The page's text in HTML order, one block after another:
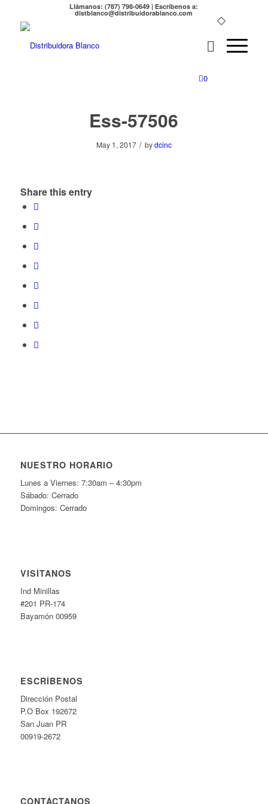
Llámanos: (787) 798-0649 | Escríbenos a:
distblanco@distribuidorablanco.com
0
Ess-57506
May 1, 2017 / bydcinc
Share this entry
NUESTRO HORARIO
Lunes a Viernes: 7:30am – 4:30pm
Sábado: Cerrado
Domingos: Cerrado
VISÍTANOS
Ind Minillas
#201 PR-174
Bayamón 00959
ESCRÍBENOS
Dirección Postal
P.O Box 192672
San Juan PR
00919-2672
CONTÁCTANOS